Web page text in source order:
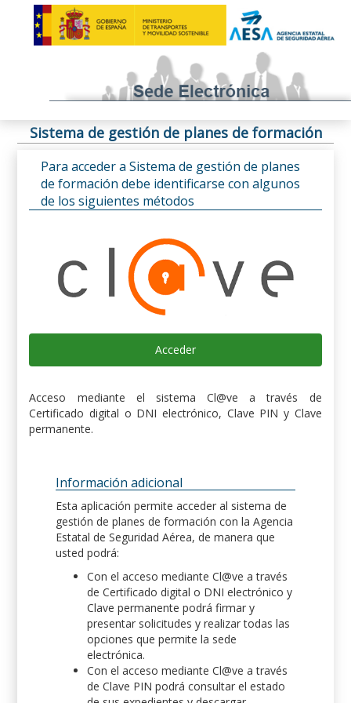
Sistema de gestión de planes de formación
Para acceder a Sistema de gestión de planes
de formación debe identificarse con algunos
de los siguientes métodos
Acceder
Acceso mediante el sistema Cl@ve a través de
Certificado digital o DNI electrónico, Clave PIN y Clave
permanente.
Información adicional
Esta aplicación permite acceder al sistema de
gestión de planes de formación con la Agencia
Estatal de Seguridad Aérea, de manera que
usted podrá:
Con el acceso mediante Cl@ve a través
de Certificado digital o DNI electrónico y
Clave permanente podrá firmar y
presentar solicitudes y realizar todas las
opciones que permite la sede
electrónica.
Con el acceso mediante Cl@ve a través
de Clave PIN podrá consultar el estado